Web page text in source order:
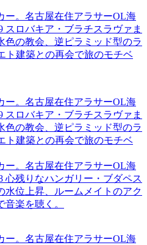
ー。名古屋在住アラサーOL海
スロバキア・ブラチスラヴァま
色の教会、逆ピラミッド型のラ
ト建築との再会で旅のモチベ
ー。名古屋在住アラサーOL海
スロバキア・ブラチスラヴァま
色の教会、逆ピラミッド型のラ
ト建築との再会で旅のモチベ
ー。名古屋在住アラサーOL海
心残りなハンガリー・ブダペス
水位上昇、ルームメイトのアク
楽を聴く。
ー。名古屋在住アラサーOL海